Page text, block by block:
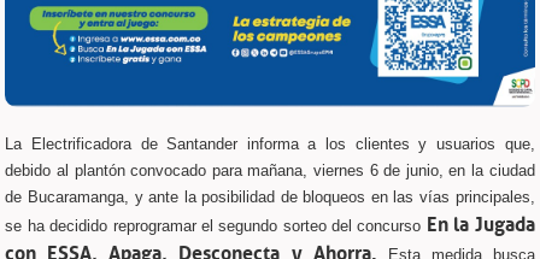
La Electrificadora de Santander informa a los clientes y usuarios que,
debido al plantón convocado para mañana, viernes 6 de junio, en la ciudad
de Bucaramanga, y ante la posibilidad de bloqueos en las vías principales,
se ha decidido reprogramar el segundo sorteo del concurso En la Jugada
con ESSA, Apaga, Desconecta y Ahorra.
Esta medida busca